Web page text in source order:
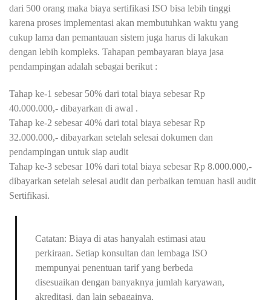
dari 500 orang maka biaya sertifikasi ISO bisa lebih tinggi
karena proses implementasi akan membutuhkan waktu yang
cukup lama dan pemantauan sistem juga harus di lakukan
dengan lebih kompleks. Tahapan pembayaran biaya jasa
pendampingan adalah sebagai berikut :
Tahap ke-1 sebesar 50% dari total biaya sebesar Rp
40.000.000,- dibayarkan di awal .
Tahap ke-2 sebesar 40% dari total biaya sebesar Rp
32.000.000,- dibayarkan setelah selesai dokumen dan
pendampingan untuk siap audit
Tahap ke-3 sebesar 10% dari total biaya sebesar Rp 8.000.000,-
dibayarkan setelah selesai audit dan perbaikan temuan hasil audit
Sertifikasi.
Catatan: Biaya di atas hanyalah estimasi atau
perkiraan. Setiap konsultan dan lembaga ISO
mempunyai penentuan tarif yang berbeda
disesuaikan dengan banyaknya jumlah karyawan,
akreditasi, dan lain sebagainya.